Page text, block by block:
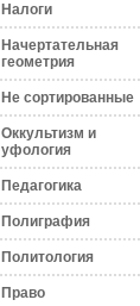
Налоги
Начертательная
геометрия
Не сортированные
Оккультизм и
уфология
Педагогика
Полиграфия
Политология
Право